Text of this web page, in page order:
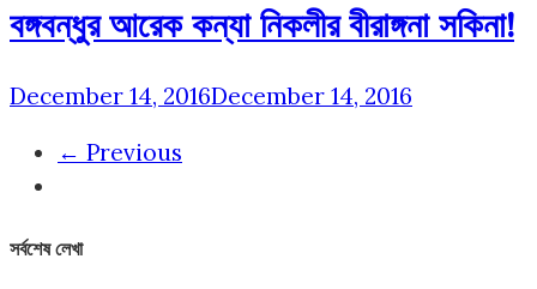
বঙ্গবন্ধুর আরেক কন্যা নিকলীর বীরাঙ্গনা সকিনা!
December 14, 2016December 14, 2016
← Previous
সর্বশেষ লেখা